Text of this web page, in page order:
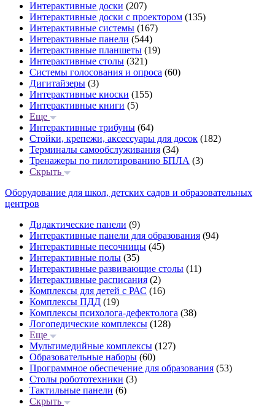
Интерактивные доски (207)
Интерактивные доски с проектором (135)
Интерактивные системы (167)
Интерактивные панели (544)
Интерактивные планшеты (19)
Интерактивные столы (321)
Системы голосования и опроса (60)
Дигитайзеры (3)
Интерактивные киоски (155)
Интерактивные книги (5)
Еще
Интерактивные трибуны (64)
Стойки, крепежи, аксессуары для досок (182)
Терминалы самообслуживания (34)
Тренажеры по пилотированию БПЛА (3)
Скрыть
Оборудование для школ, детских садов и образовательных
центров
Дидактические панели (9)
Интерактивные панели для образования (94)
Интерактивные песочницы (45)
Интерактивные полы (35)
Интерактивные развивающие столы (11)
Интерактивные расписания (2)
Комплексы для детей с РАС (16)
Комплексы ПДД (19)
Комплексы психолога-дефектолога (38)
Логопедические комплексы (128)
Еще
Мультимедийные комплексы (127)
Образовательные наборы (60)
Программное обеспечение для образования (53)
Столы робототехники (3)
Тактильные панели (6)
Скрыть